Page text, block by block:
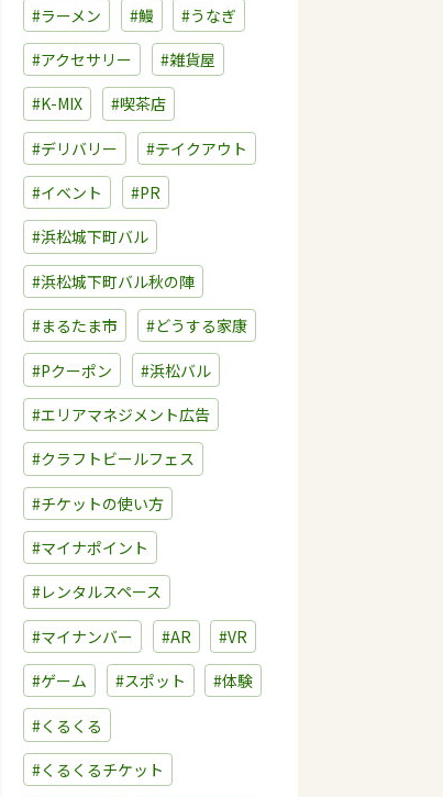
#ラーメン #鰻 #うなぎ
#アクセサリー #雑貨屋
#K-MIX #喫茶店
#デリバリー #テイクアウト
#イベント #PR
#浜松城下町バル
#浜松城下町バル秋の陣
#まるたま市 #どうする家康
#Pクーポン #浜松バル
#エリアマネジメント広告
#クラフトビールフェス
#チケットの使い方
#マイナポイント
#レンタルスペース
#マイナンバー #AR #VR
#ゲーム #スポット #体験
#くるくる
#くるくるチケット